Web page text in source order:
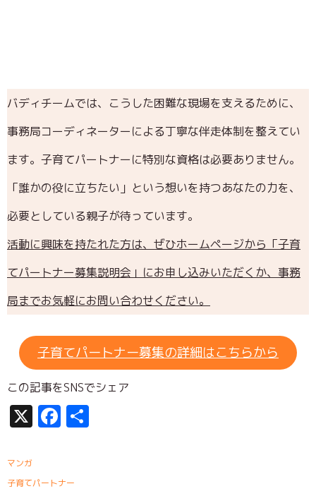
バディチームでは、こうした困難な現場を支えるために、
事務局コーディネーターによる丁寧な伴走体制を整えてい
ます。子育てパートナーに特別な資格は必要ありません。
「誰かの役に立ちたい」という想いを持つあなたの力を、
必要としている親子が待っています。
活動に興味を持たれた方は、ぜひホームページから「子育
てパートナー募集説明会」にお申し込みいただくか、事務
局までお気軽にお問い合わせください。
子育てパートナー募集の詳細はこちらから
この記事をSNSでシェア
X Facebook
マンガ
子育てパートナー